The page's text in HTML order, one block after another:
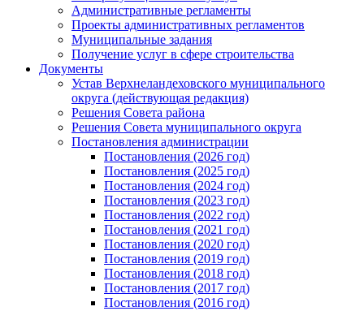
Административные регламенты
Проекты административных регламентов
Муниципальные задания
Получение услуг в сфере строительства
Документы
Устав Верхнеландеховского муниципального
округа (действующая редакция)
Решения Совета района
Решения Совета муниципального округа
Постановления администрации
Постановления (2026 год)
Постановления (2025 год)
Постановления (2024 год)
Постановления (2023 год)
Постановления (2022 год)
Постановления (2021 год)
Постановления (2020 год)
Постановления (2019 год)
Постановления (2018 год)
Постановления (2017 год)
Постановления (2016 год)